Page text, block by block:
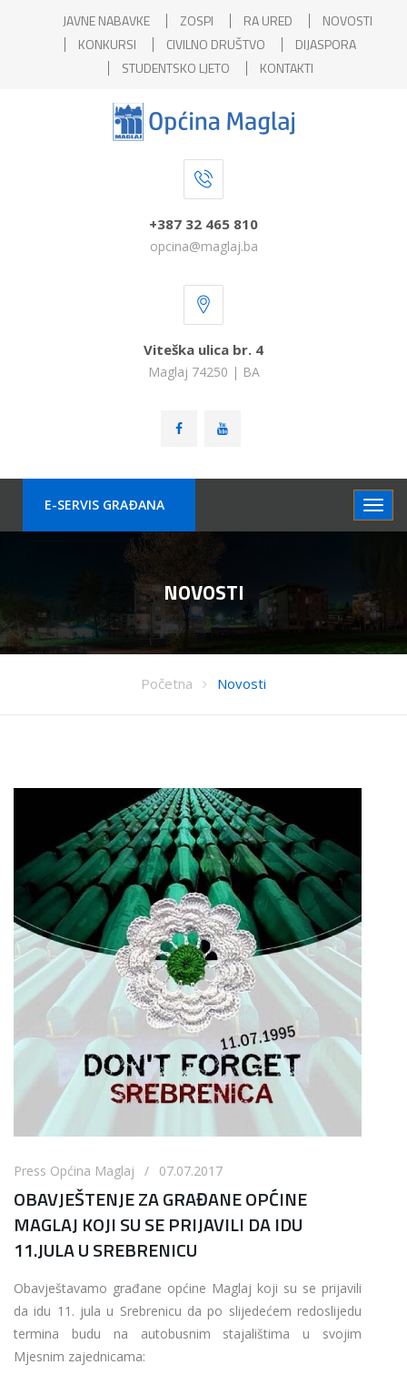
JAVNE NABAVKE ZOSPI RA URED
NOVOSTI
KONKURSI
CIVILNO DRUŠTVO
DIJASPORA
STUDENTSKO LJETO
KONTAKTI
+387 32 465 810
opcina@maglaj.ba
Viteška ulica br. 4
Maglaj 74250 | BA
E-SERVIS GRAÐANA
NOVOSTI
Početna Novosti
Press Općina Maglaj / 07.07.2017
OBAVJEŠTENJE ZA GRAĐANE OPĆINE
MAGLAJ KOJI SU SE PRIJAVILI DA IDU
11.JULA U SREBRENICU
Obavještavamo građane općine Maglaj koji su se prijavili
da idu 11. jula u Srebrenicu da po slijedećem redoslijedu
termina budu na autobusnim stajalištima u svojim
Mjesnim zajednicama: